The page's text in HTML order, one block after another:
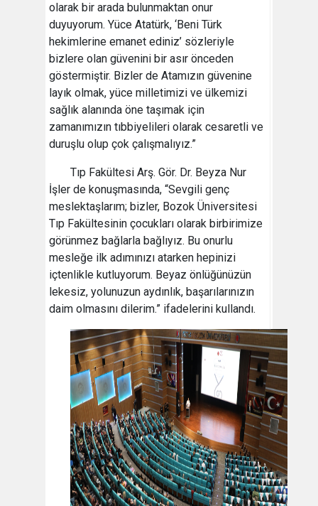
olarak bir arada bulunmaktan onur
duyuyorum. Yüce Atatürk, ‘Beni Türk
hekimlerine emanet ediniz’ sözleriyle
bizlere olan güvenini bir asır önceden
göstermiştir. Bizler de Atamızın güvenine
layık olmak, yüce milletimizi ve ülkemizi
sağlık alanında öne taşımak için
zamanımızın tıbbiyelileri olarak cesaretli ve
duruşlu olup çok çalışmalıyız.”
Tıp Fakültesi Arş. Gör. Dr. Beyza Nur
İşler de konuşmasında, “Sevgili genç
meslektaşlarım; bizler, Bozok Üniversitesi
Tıp Fakültesinin çocukları olarak birbirimize
görünmez bağlarla bağlıyız. Bu onurlu
mesleğe ilk adımınızı atarken hepinizi
içtenlikle kutluyorum. Beyaz önlüğünüzün
lekesiz, yolunuzun aydınlık, başarılarınızın
daim olmasını dilerim.” ifadelerini kullandı.